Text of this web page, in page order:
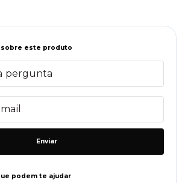
sobre este produto
Enviar
podem te ajudar